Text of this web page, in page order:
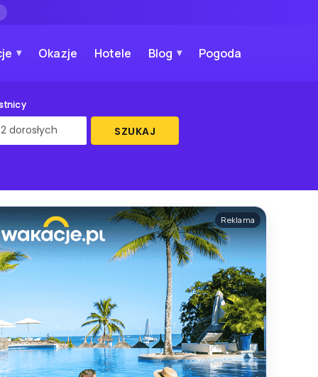
Okazje Hotele Blog Pogoda
SZUKAJ
Reklama